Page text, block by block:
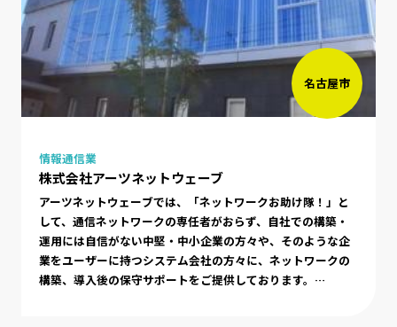
名古屋市
情報通信業
株式会社アーツネットウェーブ
アーツネットウェーブでは、「ネットワークお助け隊！」と
して、通信ネットワークの専任者がおらず、自社での構築・
運用には自信がない中堅・中小企業の方々や、そのような企
業をユーザーに持つシステム会社の方々に、ネットワークの
構築、導入後の保守サポートをご提供しております。